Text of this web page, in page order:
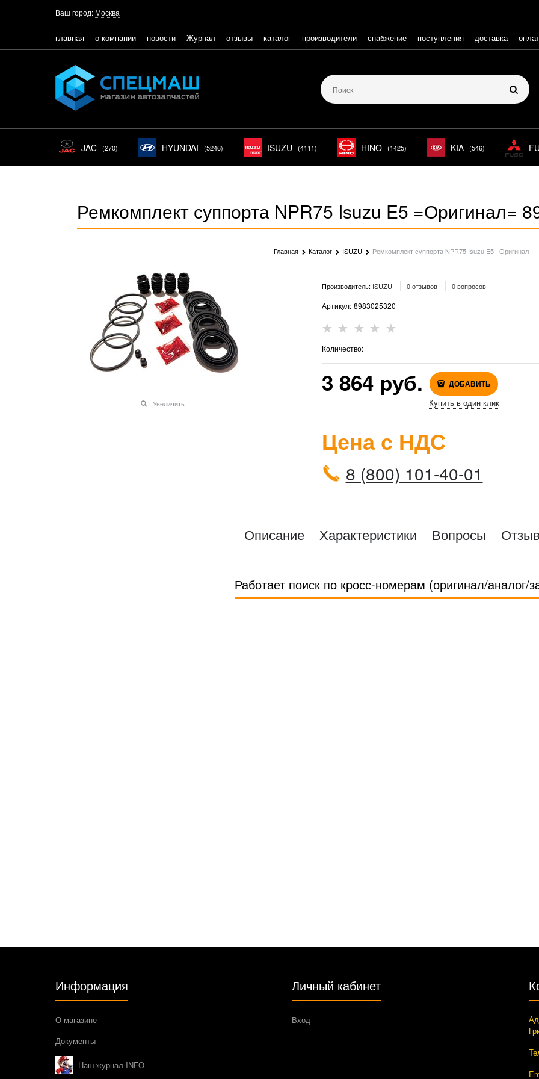
Ваш город: Москва
главная о компании новости Журнал отзывы каталог производители снабжение поступления доставка
JAC (270) HYUNDAI (5246) ISUZU (4111) HINO (1425) KIA (546)
Ремкомплект суппорта NPR75 Isuzu E5 =Оригинал=
Главная Каталог ISUZU Ремкомплект суппорта NPR75 Isuzu E5 =Оригинал=
Увеличить
Производитель: ISUZU 0 отзывов 0 вопросов
Артикул: 8983025320
Количество:
3 864 руб. ДОБАВИТЬ
Купить в один клик
Цена с НДС
8 (800) 101-40-01
Описание Характеристики Вопросы
Работает поиск по кросс-номерам (оригинал/аналог/
Информация
О магазине
Документы
Наш журнал INFO
Личный кабинет
Вход